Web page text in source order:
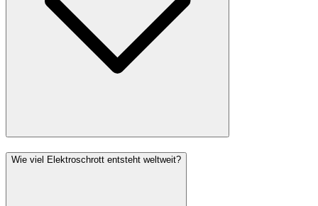
Wie viel Elektroschrott entsteht weltweit?